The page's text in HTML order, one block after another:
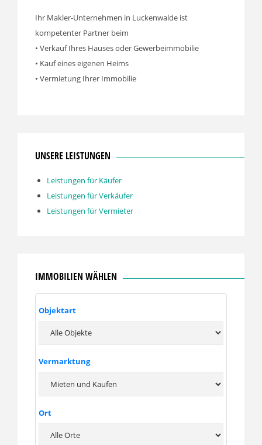
Ihr Makler-Unternehmen in Luckenwalde ist
kompetenter Partner beim
• Verkauf Ihres Hauses oder Gewerbeimmobilie
• Kauf eines eigenen Heims
• Vermietung Ihrer Immobilie
UNSERE LEISTUNGEN
Leistungen für Käufer
Leistungen für Verkäufer
Leistungen für Vermieter
IMMOBILIEN WÄHLEN
Objektart
Vermarktung
Ort